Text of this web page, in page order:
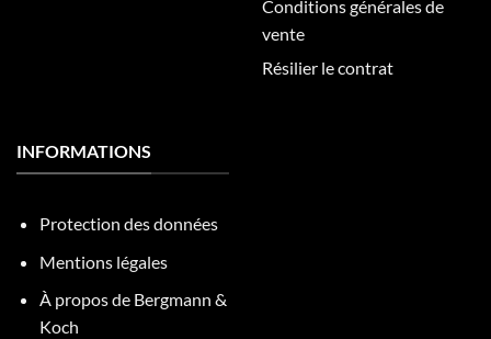
Conditions générales de
vente
Résilier le contrat
INFORMATIONS
Protection des données
Mentions légales
À propos de Bergmann &
Koch